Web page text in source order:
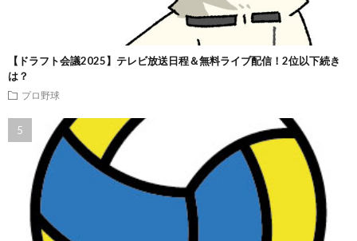
【ドラフト会議2025】テレビ放送日程＆無料ライブ配信！2位以下続き
は？
プロ野球